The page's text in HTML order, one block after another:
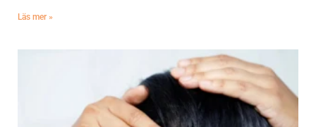
Läs mer »